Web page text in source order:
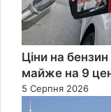
Ціни на
майже на 9
5 Серпня 2026